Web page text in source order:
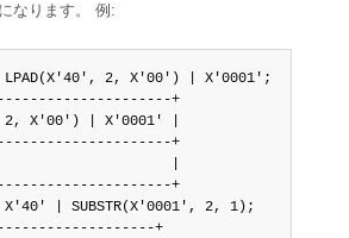
なります。 例:
LPAD(X'40', 2, X'00') | X'0001';
+
2, X'00') | X'0001' |
+
|
+
X'40' | SUBSTR(X'0001', 2, 1);
+